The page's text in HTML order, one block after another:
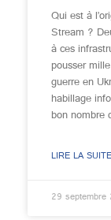
Qui est à
Stream ?
à ces
pousser
guerre en
habillage
bon nombre
LIRE LA
29